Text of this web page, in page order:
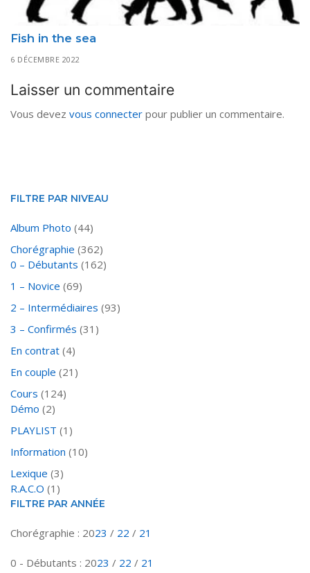
Fish in the sea
6 DÉCEMBRE 2022
Laisser un commentaire
Vous devez vous connecter pour publier un commentaire.
FILTRE PAR NIVEAU
Album Photo (44)
Chorégraphie (362)
0 – Débutants (162)
1 – Novice (69)
2 – Intermédiaires (93)
3 – Confirmés (31)
En contrat (4)
En couple (21)
Cours (124)
Démo (2)
PLAYLIST (1)
Information (10)
Lexique (3)
R.A.C.O (1)
FILTRE PAR ANNÉE
Chorégraphie : 2023 / 22 / 21
0 - Débutants : 2023 / 22 / 21